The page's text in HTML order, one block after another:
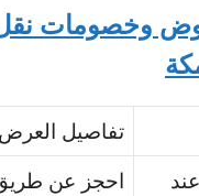
وخصومات
تفاصيل العرض
عند
احجز عن